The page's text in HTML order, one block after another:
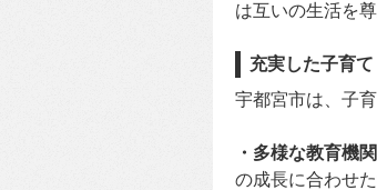
は互いの生活を
充実した子育
宇都宮市は、子
・多様な教育機関
の成長に合わせ